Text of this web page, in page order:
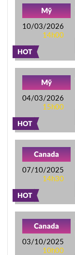
HOT
Mỹ
10/03/2026
14h00
HOT
Mỹ
04/03/2026
15h00
HOT
Canada
07/10/2025
14h30
Canada
03/10/2025
10h00